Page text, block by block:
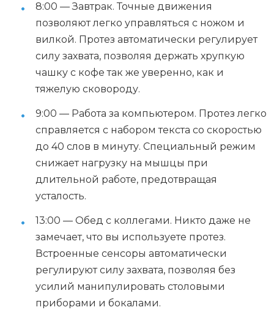
8:00 — Завтрак. Точные движения
позволяют легко управляться с ножом и
вилкой. Протез автоматически регулирует
силу захвата, позволяя держать хрупкую
чашку с кофе так же уверенно, как и
тяжелую сковороду.
9:00 — Работа за компьютером. Протез легко
справляется с набором текста со скоростью
до 40 слов в минуту. Специальный режим
снижает нагрузку на мышцы при
длительной работе, предотвращая
усталость.
13:00 — Обед с коллегами. Никто даже не
замечает, что вы используете протез.
Встроенные сенсоры автоматически
регулируют силу захвата, позволяя без
усилий манипулировать столовыми
приборами и бокалами.